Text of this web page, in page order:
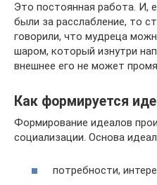
Это постоянная работа. И,
были за расслабление, то
говорили, что мудреца
шаром, который изнутри
внешнее его не может
Как формируется
Формирование идеалов
социализации. Основа
потребности,